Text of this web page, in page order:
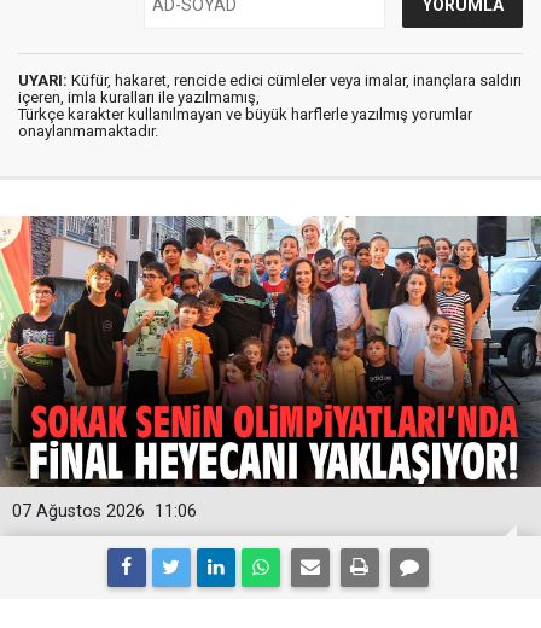
UYARI: Küfür, hakaret, rencide edici cümleler veya imalar, inançlara saldırı
içeren, imla kuralları ile yazılmamış,
Türkçe karakter kullanılmayan ve büyük harflerle yazılmış yorumlar
onaylanmamaktadır.
11:06
07 Ağustos 2026